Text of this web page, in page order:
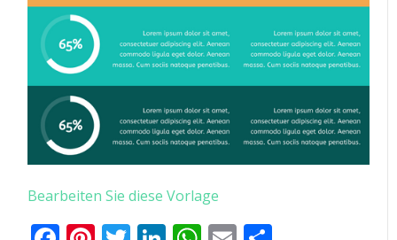
Bearbeiten Sie diese Vorlage